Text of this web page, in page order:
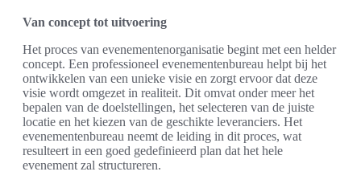
Van concept tot uitvoering
Het proces van evenementenorganisatie begint met een helder
concept. Een professioneel evenementenbureau helpt bij het
ontwikkelen van een unieke visie en zorgt ervoor dat deze
visie wordt omgezet in realiteit. Dit omvat onder meer het
bepalen van de doelstellingen, het selecteren van de juiste
locatie en het kiezen van de geschikte leveranciers. Het
evenementenbureau neemt de leiding in dit proces, wat
resulteert in een goed gedefinieerd plan dat het hele
evenement zal structureren.